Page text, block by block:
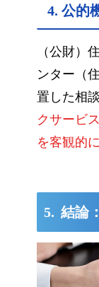
4. 公的
（公財）
ンター（
置した相
クサービ
を客観的
結論